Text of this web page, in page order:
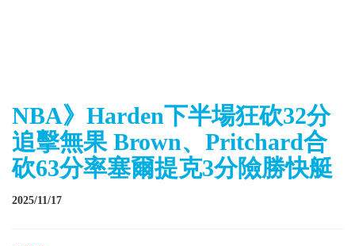
NBA》Harden下半場狂砍32分
追擊無果 Brown、Pritchard合
砍63分率塞爾提克3分險勝快艇
2025/11/17